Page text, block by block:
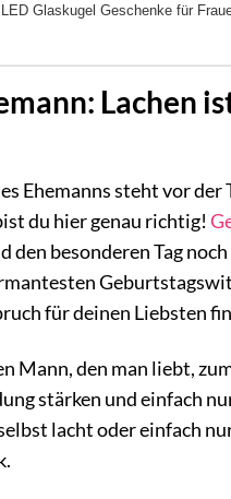
Glaskugel Geschenke für
Lachen
Ehemanns steht vor
du hier genau richtig!
besonderen Tag
für deinen Liebsten
Mann, den man liebt,
stärken und einfach
lacht oder einfach